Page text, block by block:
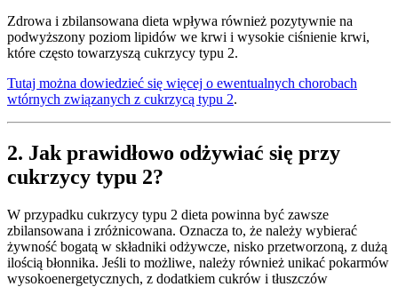
Zdrowa i zbilansowana dieta wpływa również pozytywnie na
podwyższony poziom lipidów we krwi i wysokie ciśnienie krwi,
które często towarzyszą cukrzycy typu 2.
Tutaj można dowiedzieć się więcej o ewentualnych chorobach
wtórnych związanych z cukrzycą typu 2.
2. Jak prawidłowo odżywiać się przy
cukrzycy typu 2?
W przypadku cukrzycy typu 2 dieta powinna być zawsze
zbilansowana i zróżnicowana. Oznacza to, że należy wybierać
żywność bogatą w składniki odżywcze, nisko przetworzoną, z dużą
ilością błonnika. Jeśli to możliwe, należy również unikać pokarmów
wysokoenergetycznych, z dodatkiem cukrów i tłuszczów